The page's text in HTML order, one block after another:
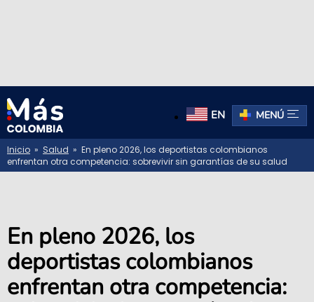
EN MENÚ
Inicio » Salud » En pleno 2026, los deportistas colombianos
enfrentan otra competencia: sobrevivir sin garantías de su salud
En pleno 2026, los
deportistas colombianos
enfrentan otra competencia: